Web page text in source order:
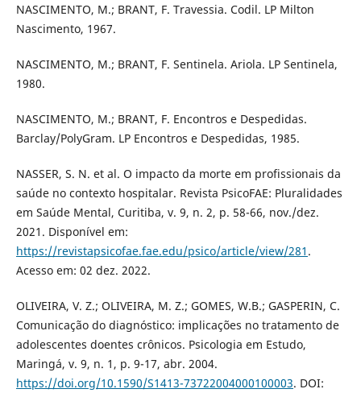
NASCIMENTO, M.; BRANT, F. Travessia. Codil. LP Milton
Nascimento, 1967.
NASCIMENTO, M.; BRANT, F. Sentinela. Ariola. LP Sentinela,
1980.
NASCIMENTO, M.; BRANT, F. Encontros e Despedidas.
Barclay/PolyGram. LP Encontros e Despedidas, 1985.
NASSER, S. N. et al. O impacto da morte em profissionais da
saúde no contexto hospitalar. Revista PsicoFAE: Pluralidades
em Saúde Mental, Curitiba, v. 9, n. 2, p. 58-66, nov./dez.
2021. Disponível em:
https://revistapsicofae.fae.edu/psico/article/view/281 .
Acesso em: 02 dez. 2022.
OLIVEIRA, V. Z.; OLIVEIRA, M. Z.; GOMES, W.B.; GASPERIN, C.
Comunicação do diagnóstico: implicações no tratamento de
adolescentes doentes crônicos. Psicologia em Estudo,
Maringá, v. 9, n. 1, p. 9-17, abr. 2004.
https://doi.org/10.1590/S1413-73722004000100003. DOI: